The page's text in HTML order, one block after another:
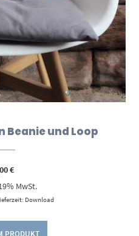
Beanie und Loop
€
MwSt.
Download
PRODUKT